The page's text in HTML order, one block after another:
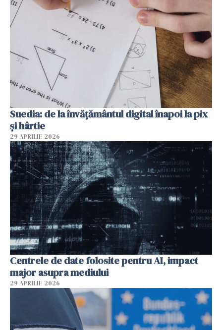
Suedia: de la învățământul digital înapoi la pix
și hârtie
29 APRILIE 2026
Centrele de date folosite pentru AI, impact
major asupra mediului
29 APRILIE 2026